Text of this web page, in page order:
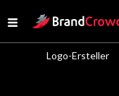
Open menu
Site Logo
Logo-Ersteller